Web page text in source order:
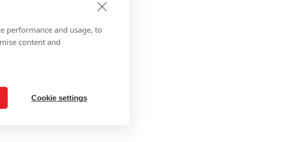
performance and usage, to
content and
Cookie settings